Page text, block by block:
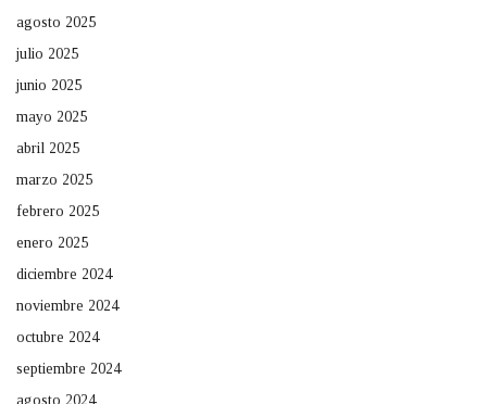
agosto 2025
julio 2025
junio 2025
mayo 2025
abril 2025
marzo 2025
febrero 2025
enero 2025
diciembre 2024
noviembre 2024
octubre 2024
septiembre 2024
agosto 2024